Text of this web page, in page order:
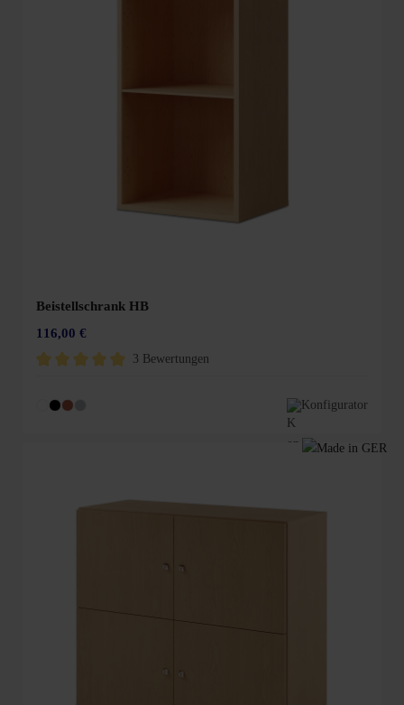
Beistellschrank HB
116,00 €
3 Bewertungen
Konfigurator